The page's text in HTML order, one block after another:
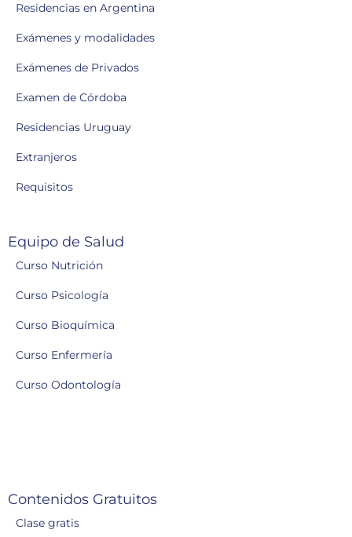
Residencias en Argentina
Exámenes y modalidades
Exámenes de Privados
Examen de Córdoba
Residencias Uruguay
Extranjeros
Requisitos
Equipo de Salud
Curso Nutrición
Curso Psicología
Curso Bioquímica
Curso Enfermería
Curso Odontología
Contenidos Gratuitos
Clase gratis